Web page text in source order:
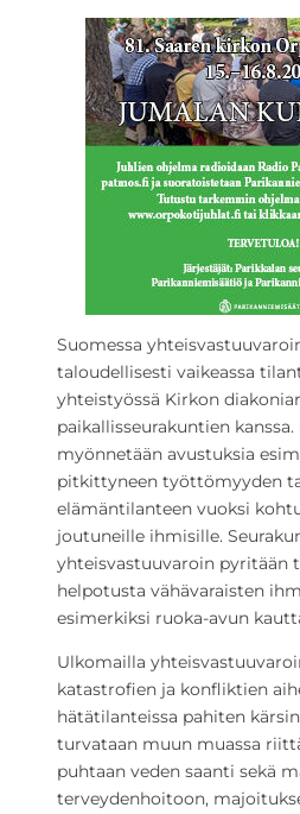
Suomessa
taloudellisesti vaikeassa
yhteistyössä Kirkon
paikallisseurakuntien
myönnetään avustuksia
pitkittyneen työttömyyden
elämäntilanteen vuoksi
joutuneille ihmisille.
yhteisvastuuvaroin pyritään
helpotusta vähävaraisten
esimerkiksi ruoka-avun
Ulkomailla
katastrofien ja konfliktien
hätätilanteissa pahiten
turvataan muun muassa
puhtaan veden saanti sekä
terveydenhoitoon,